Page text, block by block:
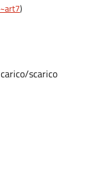
)
scarico